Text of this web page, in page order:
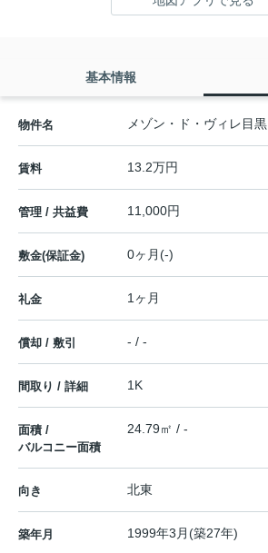
基本情報
物件名 メゾン・ド・ヴィレ目黒
賃料 13.2万円
管理 / 共益費 11,000円
敷金(保証金) 0ヶ月(-)
礼金 1ヶ月
償却 / 敷引 - / -
間取り / 詳細 1K
面積 /
バルコニー面積
24.79㎡ / -
向き 北東
築年月 1999年3月(築27年)